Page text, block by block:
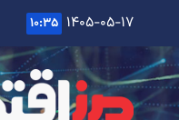
content
۱۴۰۵-۰۵-۱۷ ۱۰:۳۵